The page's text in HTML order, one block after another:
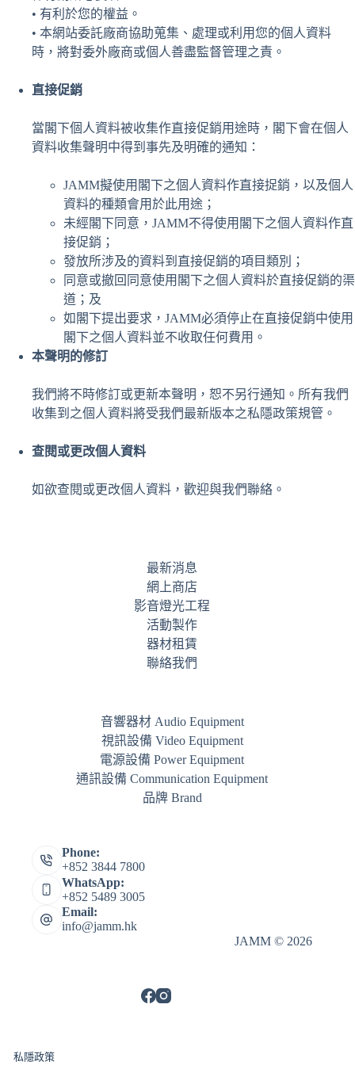
• 有利於您的權益。
• 本網站委託廠商協助蒐集、處理或利用您的個人資料
時，將對委外廠商或個人善盡監督管理之責。
直接促銷
當閣下個人資料被收集作直接促銷用途時，閣下會在個人
資料收集聲明中得到事先及明確的通知：
JAMM擬使用閣下之個人資料作直接捉銷，以及個人
資料的種類會用於此用途；
未經閣下同意，JAMM不得使用閣下之個人資料作直
接促銷；
發放所涉及的資料到直接促銷的項目類別；
同意或撤回同意使用閣下之個人資料於直接促銷的渠
道；及
如閣下提出要求，JAMM必須停止在直接促銷中使用
閣下之個人資料並不收取任何費用。
本聲明的修訂
我們將不時修訂或更新本聲明，恕不另行通知。所有我們
收集到之個人資料將受我們最新版本之私隱政策規管。
查閱或更改個人資料
如欲查閱或更改個人資料，歡迎與我們聯絡。
最新消息
網上商店
影音燈光工程
活動製作
器材租賃
聯絡我們
音響器材 Audio Equipment
視訊設備 Video Equipment
電源設備 Power Equipment
通訊設備 Communication Equipment
品牌 Brand
Phone:
+852 3844 7800
WhatsApp:
+852 5489 3005
Email:
info@jamm.hk
JAMM © 2026
私隱政策